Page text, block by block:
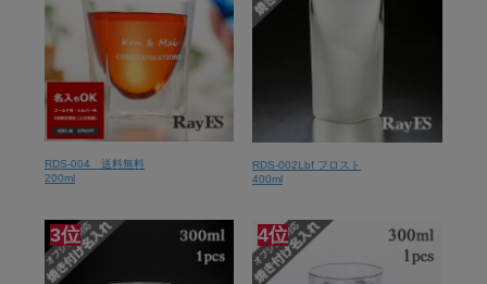
RDS-004 送料無料
200ml
RDS-002Lbf フロスト
400ml
3位 4位